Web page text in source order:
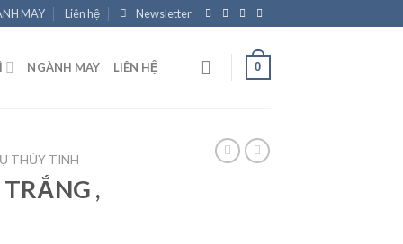
MAY Liên hệ Newsletter
NGÀNH MAY LIÊN HỆ 0
THỦY TINH
,